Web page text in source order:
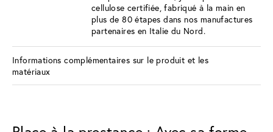
cellulose certifiée, fabriqué à la main en
plus de 80 étapes dans nos manufactures
partenaires en Italie du Nord.
Informations complémentaires sur le produit et les
matériaux